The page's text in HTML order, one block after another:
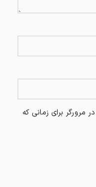
مرورگر برای زمانی که